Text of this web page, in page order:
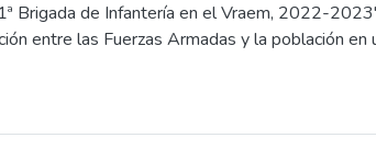
Brigada de Infantería en el Vraem, 2022-
entre las Fuerzas Armadas y la población
extrema. Ante la desconfianza hacia el